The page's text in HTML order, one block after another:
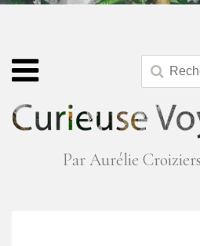
Par Aurélie